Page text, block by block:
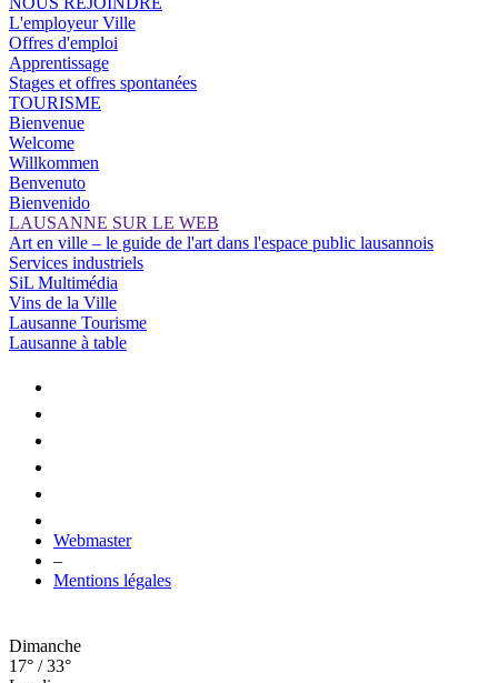
L'employeur Ville
Offres d'emploi
Apprentissage
Stages et offres spontanées
TOURISME
Bienvenue
Welcome
Willkommen
Benvenuto
Bienvenido
LAUSANNE SUR LE WEB
Art en ville – le guide de l'art dans l'espace public lausannois
Services industriels
SiL Multimédia
Vins de la Ville
Lausanne Tourisme
Lausanne à table
Webmaster
–
Mentions légales
Dimanche
17° / 33°